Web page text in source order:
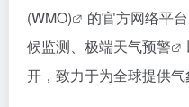
(WMO)
的官方网络平
候监测、 极端天气预警
开，致力于为全球提供气